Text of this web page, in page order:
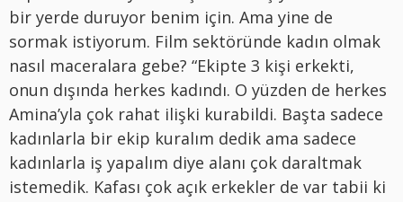
bir yerde duruyor benim için. Ama yine de
sormak istiyorum. Film sektöründe kadın olmak
nasıl maceralara gebe? “Ekipte 3 kişi erkekti,
onun dışında herkes kadındı. O yüzden de herkes
Amina’yla çok rahat ilişki kurabildi. Başta sadece
kadınlarla bir ekip kuralım dedik ama sadece
kadınlarla iş yapalım diye alanı çok daraltmak
istemedik. Kafası çok açık erkekler de var tabii ki